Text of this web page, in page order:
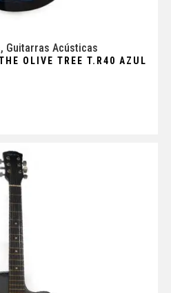
, Guitarras Acústicas
OLIVE TREE T.R40 AZUL